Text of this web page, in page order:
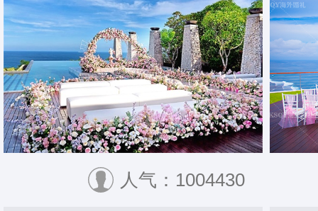
人气：1004430